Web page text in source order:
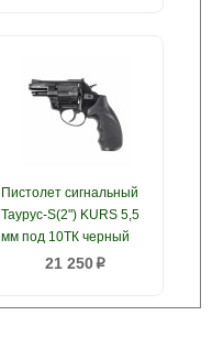
Пистолет сигнальный
Таурус-S(2") KURS 5,5
мм под 10ТК черный
21 250p